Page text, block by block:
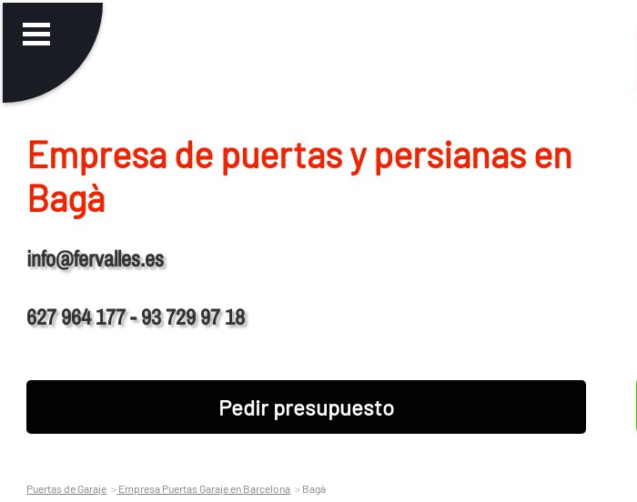
Empresa de puertas y persianas en
Bagà
info@fervalles.es
627 964 177 - 93 729 97 18
Pedir presupuesto
Puertas de Garaje Empresa Puertas Garaje en Barcelona Bagà